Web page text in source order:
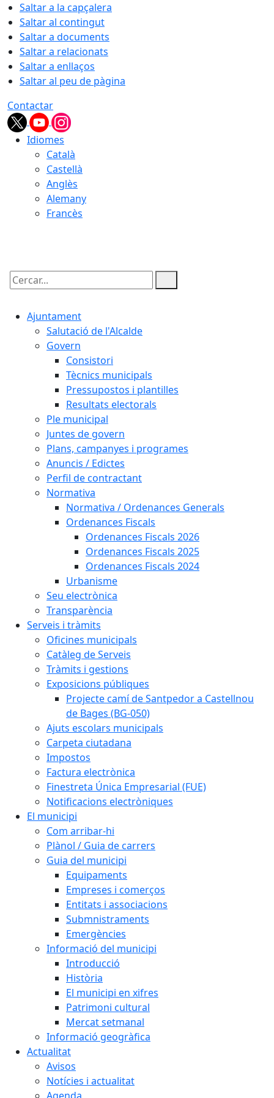
Saltar a la capçalera
Saltar al contingut
Saltar a documents
Saltar a relacionats
Saltar a enllaços
Saltar al peu de pàgina
Contactar
Idiomes
Català
Castellà
Anglès
Alemany
Francès
Cercar:
Ajuntament
Salutació de l'Alcalde
Govern
Consistori
Tècnics municipals
Pressupostos i plantilles
Resultats electorals
Ple municipal
Juntes de govern
Plans, campanyes i programes
Anuncis / Edictes
Perfil de contractant
Normativa
Normativa / Ordenances Generals
Ordenances Fiscals
Ordenances Fiscals 2026
Ordenances Fiscals 2025
Ordenances Fiscals 2024
Urbanisme
Seu electrònica
Transparència
Serveis i tràmits
Oficines municipals
Catàleg de Serveis
Tràmits i gestions
Exposicions públiques
Projecte camí de Santpedor a Castellnou
de Bages (BG-050)
Ajuts escolars municipals
Carpeta ciutadana
Impostos
Factura electrònica
Finestreta Única Empresarial (FUE)
Notificacions electròniques
El municipi
Com arribar-hi
Plànol / Guia de carrers
Guia del municipi
Equipaments
Empreses i comerços
Entitats i associacions
Submnistraments
Emergències
Informació del municipi
Introducció
Història
El municipi en xifres
Patrimoni cultural
Mercat setmanal
Informació geogràfica
Actualitat
Avisos
Notícies i actualitat